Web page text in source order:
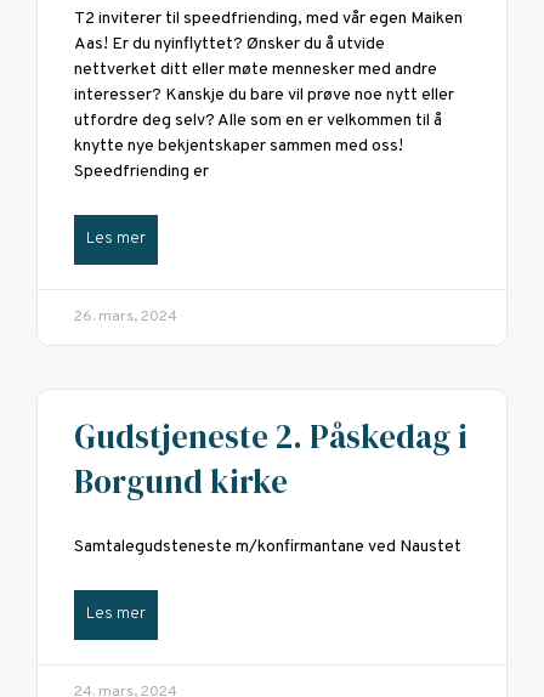
T2 inviterer til speedfriending, med vår egen Maiken
Aas! Er du nyinflyttet? Ønsker du å utvide
nettverket ditt eller møte mennesker med andre
interesser? Kanskje du bare vil prøve noe nytt eller
utfordre deg selv? Alle som en er velkommen til å
knytte nye bekjentskaper sammen med oss!
Speedfriending er
Les mer
26. mars, 2024
Gudstjeneste 2. Påskedag i
Borgund kirke
Samtalegudsteneste m/konfirmantane ved Naustet
Les mer
24. mars, 2024